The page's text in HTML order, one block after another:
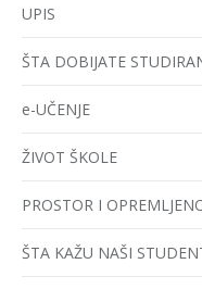
UPIS
ŠTA DOBIJATE
e-UČENJE
ŽIVOT ŠKOLE
PROSTOR I
ŠTA KAŽU NAŠI